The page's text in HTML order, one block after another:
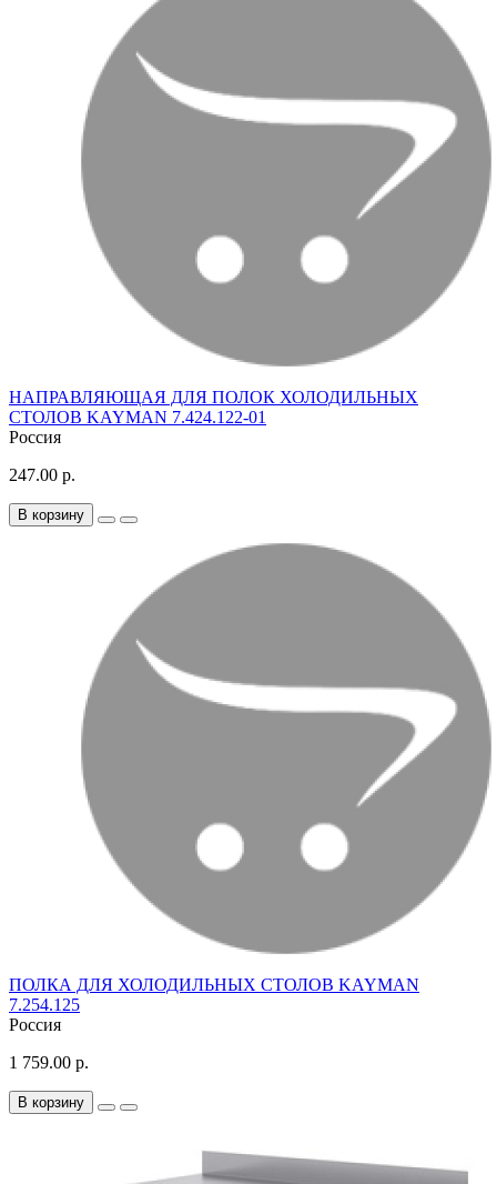
НАПРАВЛЯЮЩАЯ ДЛЯ ПОЛОК ХОЛОДИЛЬНЫХ
СТОЛОВ KAYMAN 7.424.122-01
Россия
247.00 р.
В корзину
ПОЛКА ДЛЯ ХОЛОДИЛЬНЫХ СТОЛОВ KAYMAN
7.254.125
Россия
1 759.00 р.
В корзину